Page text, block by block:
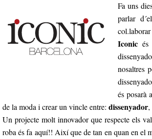
Fa uns
parlar
Iconic és
nosaltres
és posarà
de la moda i crear un vincle entre: dissenyador,
Un projecte molt innovador que respecte els
roba és fa aquí!! Així que de tan en quan en el